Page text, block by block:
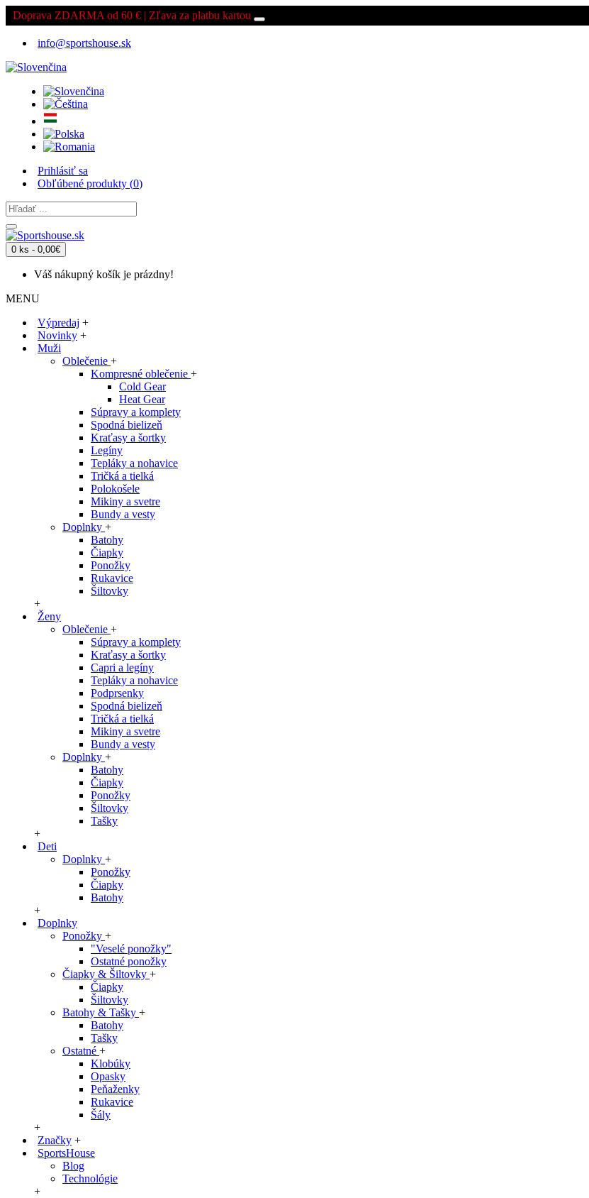
Doprava ZDARMA od 60 € | Zľava za platbu kartou
info@sportshouse.sk
Prihlásiť sa
Obľúbené produkty (0)
0 ks - 0,00€
Váš nákupný košík je prázdny!
MENU
Výpredaj +
Novinky +
Muži
Oblečenie +
Kompresné oblečenie +
Cold Gear
Heat Gear
Súpravy a komplety
Spodná bielizeň
Kraťasy a šortky
Legíny
Tepláky a nohavice
Tričká a tielká
Polokošele
Mikiny a svetre
Bundy a vesty
Doplnky +
Batohy
Čiapky
Ponožky
Rukavice
Šiltovky
+
Ženy
Oblečenie +
Súpravy a komplety
Kraťasy a šortky
Capri a legíny
Tepláky a nohavice
Podprsenky
Spodná bielizeň
Tričká a tielká
Mikiny a svetre
Bundy a vesty
Doplnky +
Batohy
Čiapky
Ponožky
Šiltovky
Tašky
+
Deti
Doplnky +
Ponožky
Čiapky
Batohy
+
Doplnky
Ponožky +
"Veselé ponožky"
Ostatné ponožky
Čiapky & Šiltovky +
Čiapky
Šiltovky
Batohy & Tašky +
Batohy
Tašky
Ostatné +
Klobúky
Opasky
Peňaženky
Rukavice
Šály
+
Značky +
SportsHouse
Blog
Technológie
+